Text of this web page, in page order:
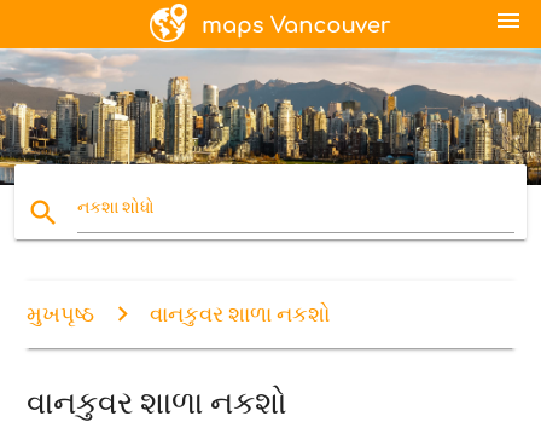
menu
search નકશા શોધો
મુખપૃષ્ઠ વાનકુવર શાળા નકશો
વાનકુવર શાળા નકશો